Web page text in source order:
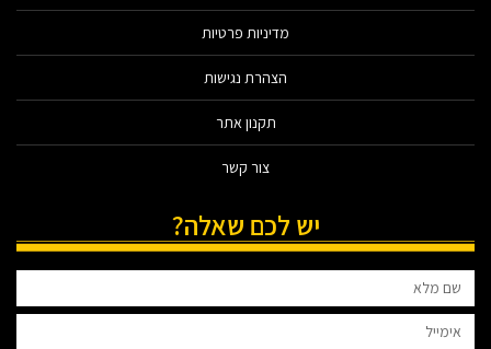
מדיניות פרטיות
הצהרת נגישות
תקנון אתר
צור קשר
יש לכם שאלה?